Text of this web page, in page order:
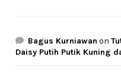
Bagus Kurniawan on
Daisy Putih Putik Kuning